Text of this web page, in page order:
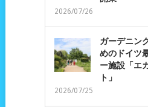
2026/07/26
ガーデニン
めのドイツ
ー施設「エ
ト」
2026/07/25